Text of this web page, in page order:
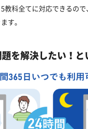
教科全てに対応できるの
す。
を解決したい！と